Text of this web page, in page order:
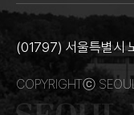
(01797) 서울특별시
COPYRIGHTⓒ